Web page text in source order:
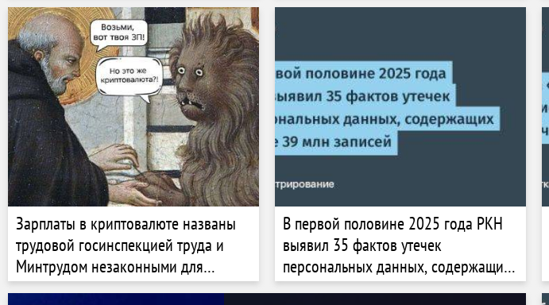
Зарплаты в криптовалюте названы
трудовой госинспекцией труда и
Минтрудом незаконными для
российских компаний
В первой половине 2025 года РКН
выявил 35 фактов утечек
персональных данных, содержащих
более 39 млн записей